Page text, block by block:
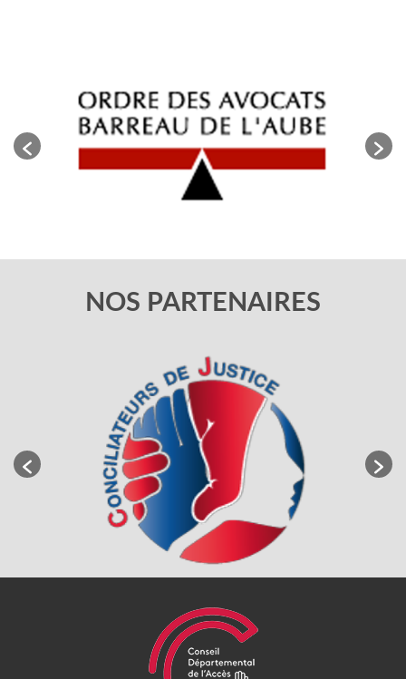
NOS PARTENAIRES